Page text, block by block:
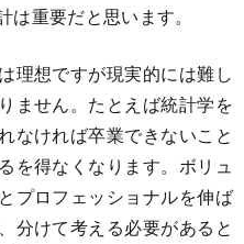
重要だと思います。
想ですが現実的には難し
ません。たとえば統計学を
なければ卒業できないこと
を得なくなります。ボリュ
プロフェッショナルを伸ば
分けて考える必要があると